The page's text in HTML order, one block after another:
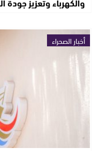
أخبار الصحراء